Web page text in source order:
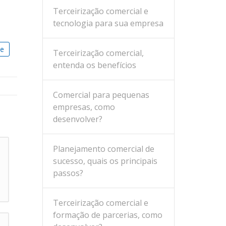
Terceirização comercial e
tecnologia para sua empresa
Terceirização comercial,
entenda os benefícios
Comercial para pequenas
empresas, como
desenvolver?
Planejamento comercial de
sucesso, quais os principais
passos?
Terceirização comercial e
formação de parcerias, como